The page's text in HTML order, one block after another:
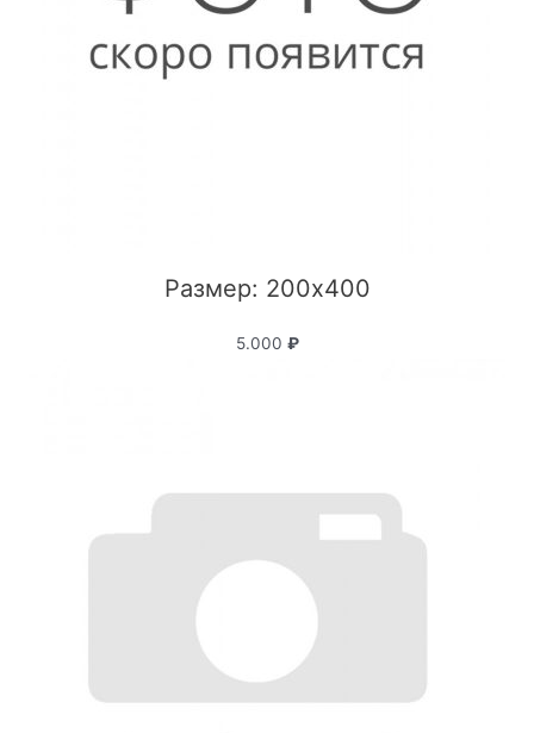
Размер: 200x400
5.000 ₽